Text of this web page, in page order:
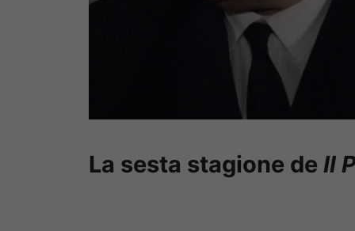
La sesta stagione de Il